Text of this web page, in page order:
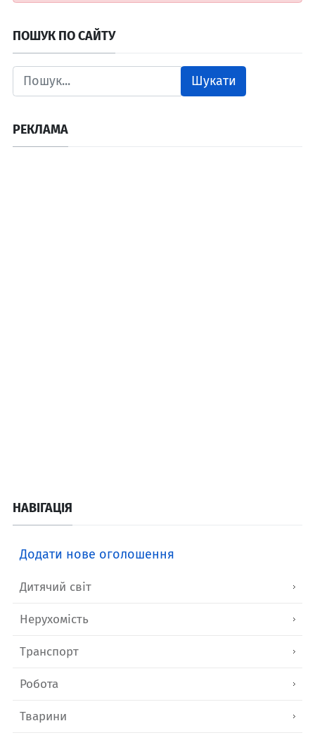
ПОШУК ПО САЙТУ
Шукати
РЕКЛАМА
НАВІГАЦІЯ
Додати нове оголошення
Дитячий світ
Нерухомість
Транспорт
Робота
Тварини